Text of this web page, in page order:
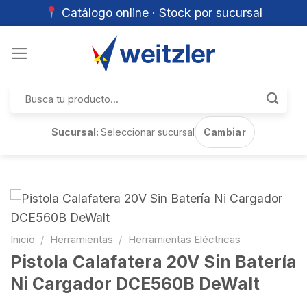
Catálogo online · Stock por sucursal
por:
Sucursal:Seleccionar sucursal Cambiar
Inicio / Herramientas / Herramientas Eléctricas
Pistola Calafatera 20V Sin Batería
Ni Cargador DCE560B DeWalt